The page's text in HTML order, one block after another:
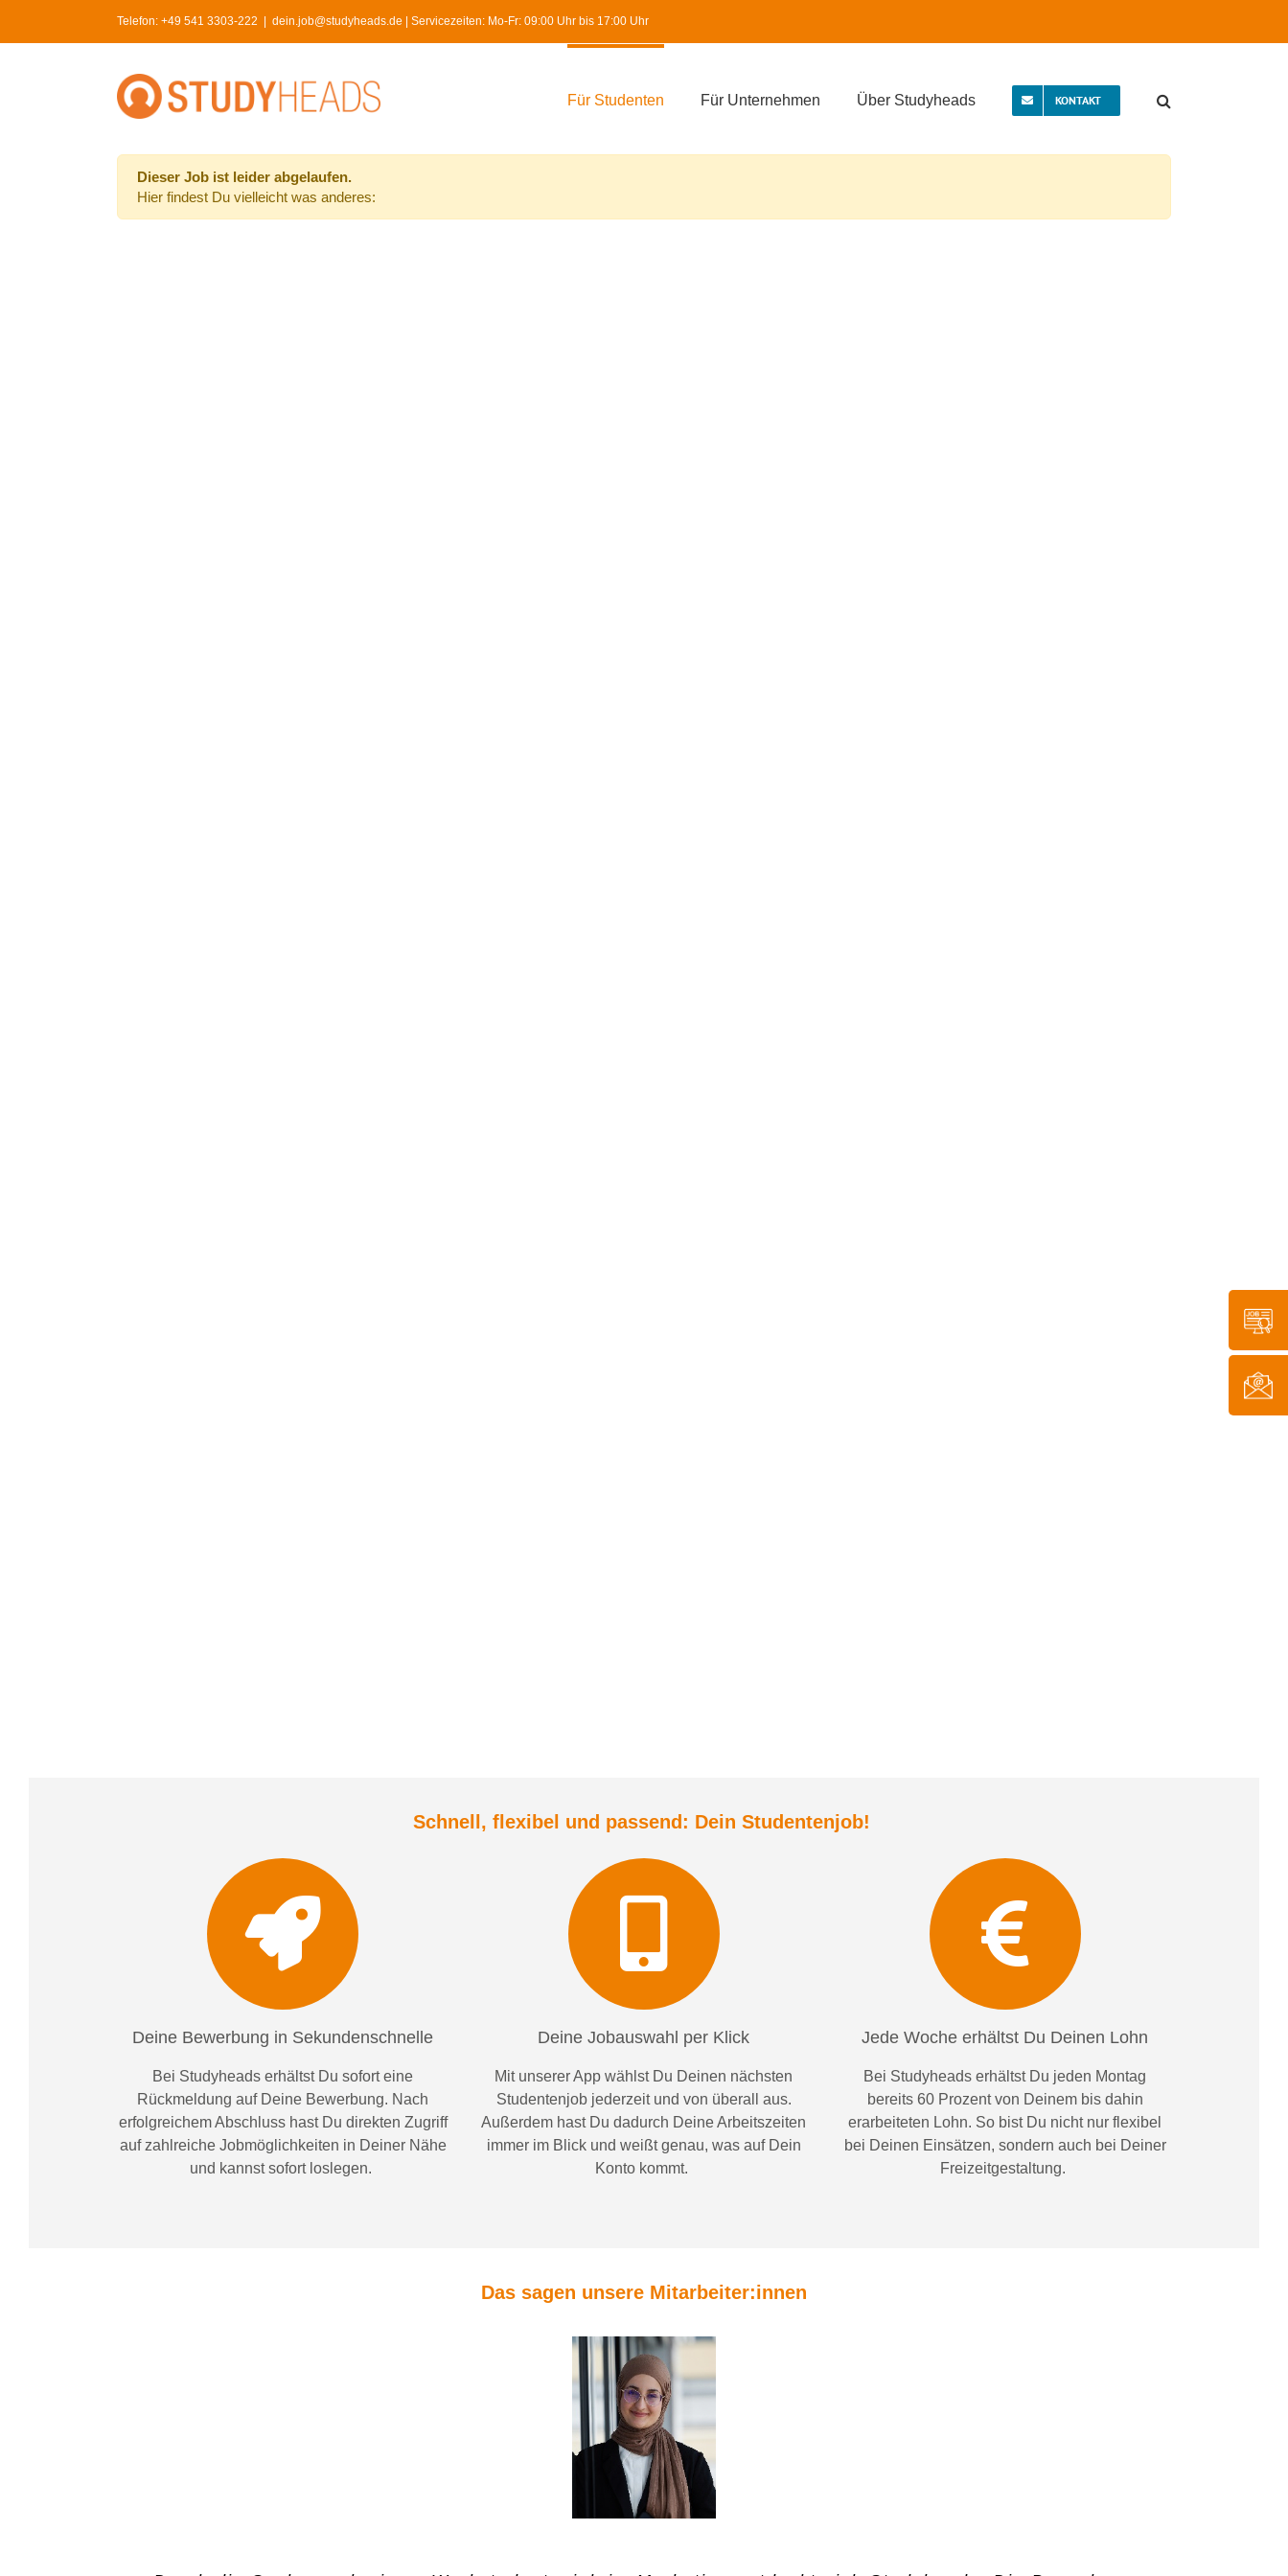
Telefon: +49 541 3303-222 dein.job@studyheads.de | Servicezeiten: Mo-Fr: 09:00 Uhr bis 17:00 Uhr
Für Studenten Für Unternehmen Über Studyheads KONTAKT
Dieser Job ist leider abgelaufen.
Hier findest Du vielleicht was anderes:
Schnell, flexibel und passend: Dein Studentenjob!
Deine Bewerbung in Sekundenschnelle
Bei Studyheads erhältst Du sofort eine
Rückmeldung auf Deine Bewerbung. Nach
erfolgreichem Abschluss hast Du direkten Zugriff
auf zahlreiche Jobmöglichkeiten in Deiner Nähe
und kannst sofort loslegen.
Deine Jobauswahl per Klick
Mit unserer App wählst Du Deinen nächsten
Studentenjob jederzeit und von überall aus.
Außerdem hast Du dadurch Deine Arbeitszeiten
immer imBlick und weißtgenau, was auf Dein
Konto kommt.
Jede Woche erhältst Du Deinen Lohn
Bei Studyheads erhältst Du jeden Montag
bereits 60 Prozent von Deinem bis dahin
erarbeiteten Lohn. So bist Du nicht nur flexibel
bei Deinen Einsätzen, sondern auch bei Deiner
Freizeitgestaltung.
Das sagen unsere Mitarbeiter:innen